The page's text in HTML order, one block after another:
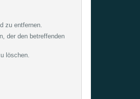
zu entfernen.
der den betreffenden
löschen.